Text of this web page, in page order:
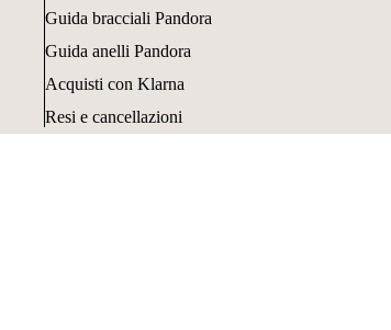
Guida bracciali Pandora
Guida anelli Pandora
Acquisti con Klarna
Resi e cancellazioni